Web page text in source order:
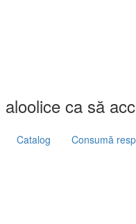
ca să
Catalog Consumă